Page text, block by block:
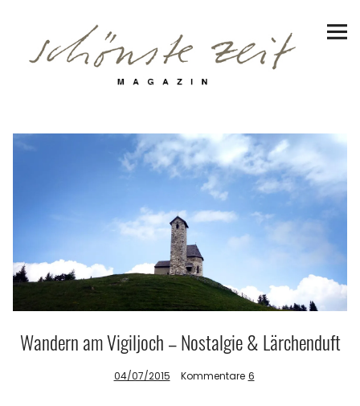
Reiseziele
Genuss
FacebookInstagram
PinterestBlueskyThreads
Wandern am Vigiljoch – Nostalgie & Lärchenduft
04/07/2015 Kommentare 6